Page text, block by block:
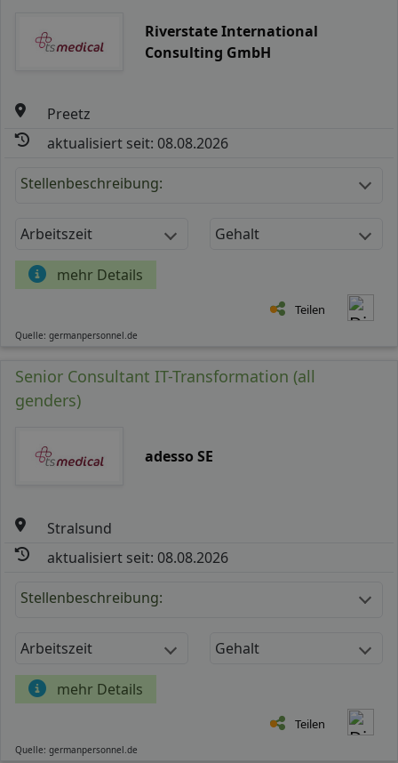
Riverstate International
Consulting GmbH
Preetz
aktualisiert seit: 08.08.2026
Stellenbeschreibung:
Arbeitszeit Gehalt
mehr Details
Teilen
Quelle: germanpersonnel.de
Senior Consultant IT-Transformation (all
genders)
adesso SE
Stralsund
aktualisiert seit: 08.08.2026
Stellenbeschreibung:
Arbeitszeit Gehalt
mehr Details
Teilen
Quelle: germanpersonnel.de